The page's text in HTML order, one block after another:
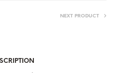
NEXT PRODUCT